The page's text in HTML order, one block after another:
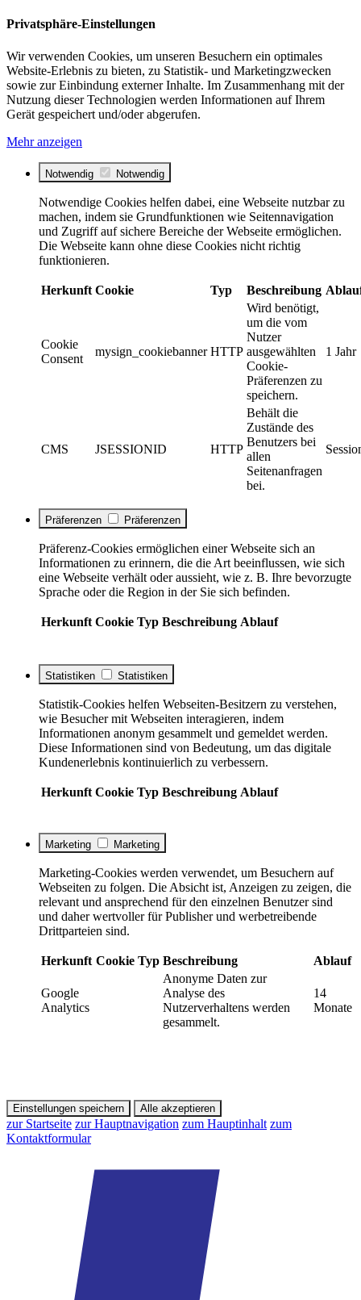
Privatsphäre-Einstellungen
Wir verwenden Cookies, um unseren Besuchern ein optimales
Website-Erlebnis zu bieten, zu Statistik- und Marketingzwecken
sowie zur Einbindung externer Inhalte. Im Zusammenhang mit der
Nutzung dieser Technologien werden Informationen auf Ihrem
Gerät gespeichert und/oder abgerufen.
Mehr anzeigen
Notwendig Notwendig
Notwendige Cookies helfen dabei, eine Webseite nutzbar zu
machen, indem sie Grundfunktionen wie Seitennavigation
und Zugriff auf sichere Bereiche der Webseite ermöglichen.
Die Webseite kann ohne diese Cookies nicht richtig
funktionieren.
Herkunft Cookie Typ Beschreibung
Cookie
Consent
mysign_cookiebanner HTTP
Wird benötigt,
um die vom
Nutzer
ausgewählten
Cookie-
Präferenzen zu
speichern.
1 Jahr
CMS JSESSIONID HTTP
Behält die
Zustände des
Benutzers bei
allen
Seitenanfragen
bei.
Präferenzen Präferenzen
Präferenz-Cookies ermöglichen einer Webseite sich an
Informationen zu erinnern, die die Art beeinflussen, wie sich
eine Webseite verhält oder aussieht, wie z. B. Ihre bevorzugte
Sprache oder die Region in der Sie sich befinden.
Herkunft Cookie Typ Beschreibung Ablauf
Statistiken Statistiken
Statistik-Cookies helfen Webseiten-Besitzern zu verstehen,
wie Besucher mit Webseiten interagieren, indem
Informationen anonym gesammelt und gemeldet werden.
Diese Informationen sind von Bedeutung, um das digitale
Kundenerlebnis kontinuierlich zu verbessern.
Herkunft Cookie Typ Beschreibung Ablauf
Marketing Marketing
Marketing-Cookies werden verwendet, um Besuchern auf
Webseiten zu folgen. Die Absicht ist, Anzeigen zu zeigen, die
relevant und ansprechend für den einzelnen Benutzer sind
und daher wertvoller für Publisher und werbetreibende
Drittparteien sind.
Herkunft Cookie Typ Beschreibung Ablauf
Google
Analytics
Anonyme Daten zur
Analyse des
Nutzerverhaltens werden
gesammelt.
14
Monate
Einstellungen speichern Alle akzeptieren
zur Startseite zur Hauptnavigation zum Hauptinhalt zum
Kontaktformular